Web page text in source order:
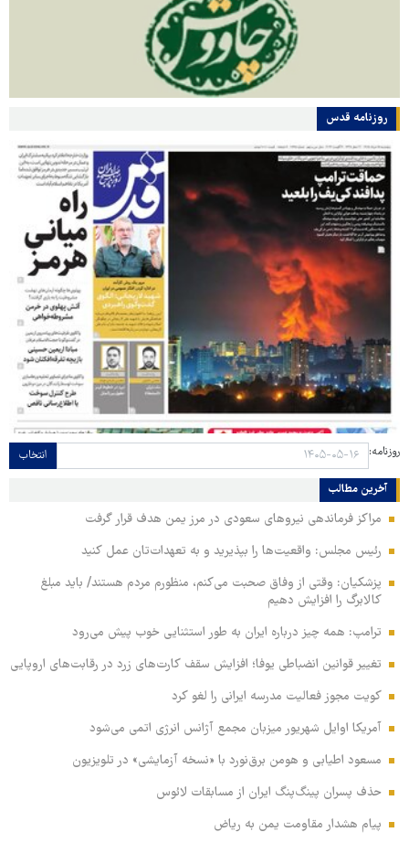
روزنامه قدس
روزنامه: انتخاب
آخرین مطالب
مراکز فرماندهی نیروهای سعودی در مرز یمن هدف قرار گرفت
رئیس مجلس: واقعیت‌ها را بپذیرید و به تعهدات‌تان عمل کنید
پزشکیان: وقتی از وفاق صحبت می‌کنم، منظورم مردم هستند/ باید مبلغ
کالابرگ را افزایش دهیم
ترامپ: همه چیز درباره ایران به طور استثنایی خوب پیش می‌رود
تغییر قوانین انضباطی یوفا؛ افزایش سقف کارت‌های زرد در رقابت‌های اروپایی
کویت مجوز فعالیت مدرسه ایرانی را لغو کرد
آمریکا اوایل شهریور میزبان مجمع آژانس انرژی اتمی می‌شود
مسعود اطیابی و هومن برق‌نورد با «نسخه آزمایشی» در تلویزیون
حذف پسران پینگ‌پنگ ایران از مسابقات لائوس
پیام هشدار مقاومت یمن به ریاض